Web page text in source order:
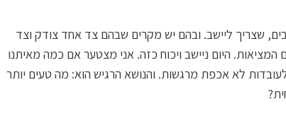
שצריך ליישב. ובהם יש מקרים שבהם צד אחד צודק וצד
היום ניישב ויכוח כזה. אני מצטער אם כמה מאיתנו
לא אכפת מרגשות. והנושא הרגיש הוא: מה טעים יותר